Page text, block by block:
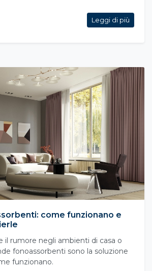
Leggi di più
come funzionano e
il rumore negli ambienti di casa o
fonoassorbenti sono la soluzione
funzionano.